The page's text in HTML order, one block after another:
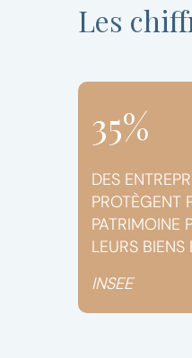
Les
35%
DES
PROTÈGENT
PATRIMOINE
LEURS
INSEE